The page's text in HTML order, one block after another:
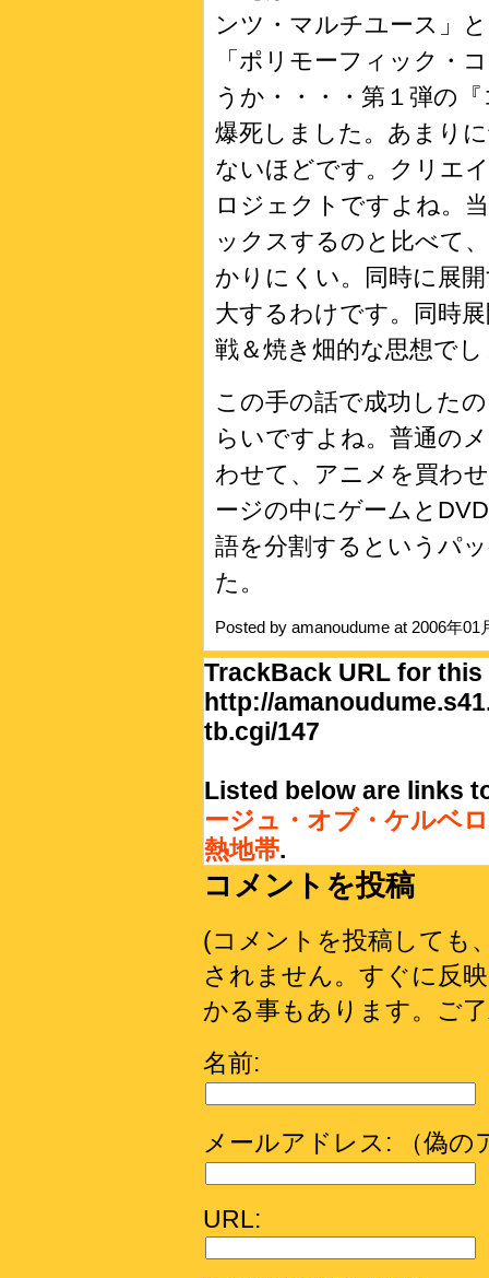
ンツ・マルチユース」
「ポリモーフィック・
うか・・・・第１弾の
爆死しました。あまり
ないほどです。クリエ
ロジェクトですよね。
ックスするのと比べて
かりにくい。同時に展
大するわけです。同時
戦＆焼き畑的な思想で
この手の話で成功した
らいですよね。普通の
わせて、アニメを買わ
ージの中にゲームと
語を分割するというパ
た。
Posted by amanoudume at 2006年01
TrackBack URL for
http://
tb.cgi/147
Listed below are links
ージュ・オブ・ケルベ
熱地帯.
コメントを投稿
(コメントを投稿しても
されません。すぐに反
かる事もあります。ご
名前:
メールアドレス: （偽
URL: